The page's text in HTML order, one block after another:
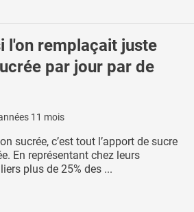
l'on remplaçait juste
par jour par de
11 mois
sucrée, c’est tout l’apport de sucre
En représentant chez leurs
plus de 25% des ...